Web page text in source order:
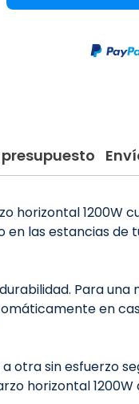
horizontal 1200W
las estancias de
Para
en
sin esfuerzo
horizontal 1200W